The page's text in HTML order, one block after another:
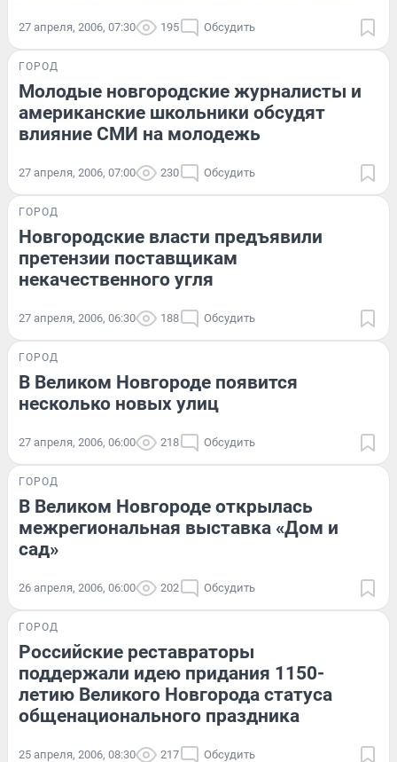
27 апреля, 2006, 07:30 195 Обсудить
ГОРОД
Молодые новгородские журналисты и
американские школьники обсудят
влияние СМИ на молодежь
27 апреля, 2006, 07:00 230 Обсудить
ГОРОД
Новгородские власти предъявили
претензии поставщикам
некачественного угля
27 апреля, 2006, 06:30 188 Обсудить
ГОРОД
В Великом Новгороде появится
несколько новых улиц
27 апреля, 2006, 06:00 218 Обсудить
ГОРОД
В Великом Новгороде открылась
межрегиональная выставка «Дом и
сад»
26 апреля, 2006, 06:00 202 Обсудить
ГОРОД
Российские реставраторы
поддержали идею придания 1150-
летию Великого Новгорода статуса
общенационального праздника
25 апреля, 2006, 08:30 217 Обсудить